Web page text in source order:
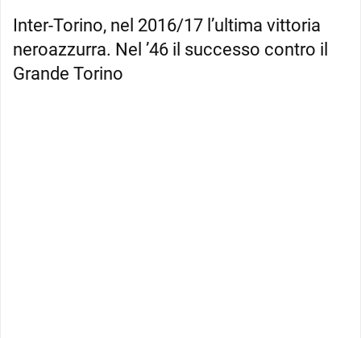
Inter-Torino, nel 2016/17 l’ultima vittoria
neroazzurra. Nel ’46 il successo contro il
Grande Torino